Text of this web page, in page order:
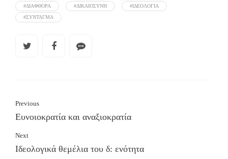
#ΔΙΑΦΘΟΡΑ
#ΔΙΚΑΙΟΣΥΝΗ
#ΙΔΕΟΛΟΓΙΑ
#ΣΥΝΤΑΓΜΑ
Previous
Ευνοιοκρατία και αναξιοκρατία
Next
Ιδεολογικά θεμέλια του δ: ενότητα